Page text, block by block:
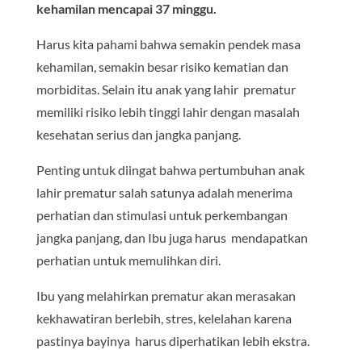
kehamilan mencapai 37 minggu.
Harus kita pahami bahwa semakin pendek masa
kehamilan, semakin besar risiko kematian dan
morbiditas. Selain itu anak yang lahir prematur
memiliki risiko lebih tinggi lahir dengan masalah
kesehatan serius dan jangka panjang.
Penting untuk diingat bahwa pertumbuhan anak
lahir prematur salah satunya adalah menerima
perhatian dan stimulasi untuk perkembangan
jangka panjang, dan Ibu juga harus mendapatkan
perhatian untuk memulihkan diri.
Ibu yang melahirkan prematur akan merasakan
kekhawatiran berlebih, stres, kelelahan karena
pastinya bayinya harus diperhatikan lebih ekstra.